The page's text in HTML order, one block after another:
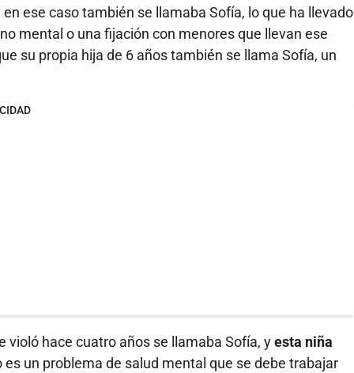
ese caso también se llamaba Sofía, lo que ha llevado
mental o una fijación con menores que llevan ese
su propia hija de 6 años también se llama Sofía, un
violó hace cuatro años se llamaba Sofía, yesta niña
es un problema de salud mental que se debe trabajar